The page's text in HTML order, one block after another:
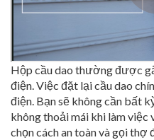
Hộp cầu dao thường được
điện. Việc đặt lại cầu dao
điện. Bạn sẽ không cần bất
không thoải mái khi làm việc
chọn cách an toàn và gọi thợ